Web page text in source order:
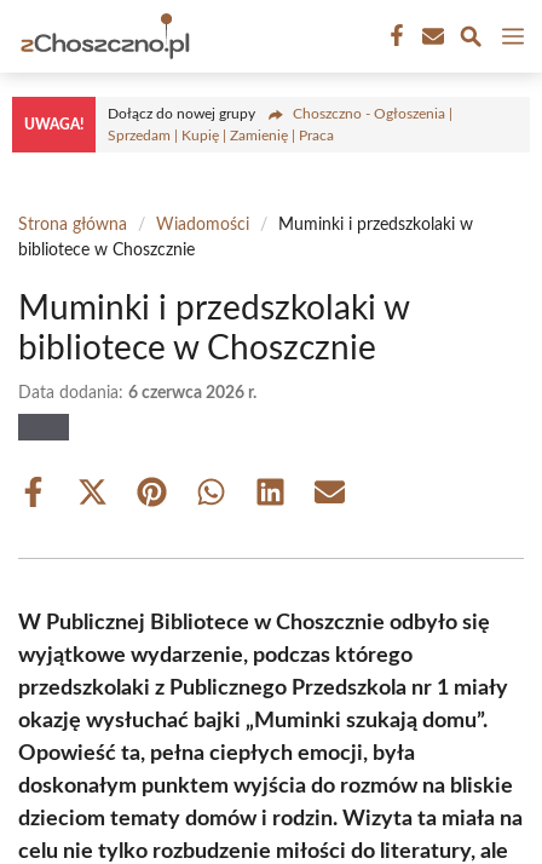
treści
UWAGA!
Dołącz do nowej grupy
Choszczno - Ogłoszenia |
Sprzedam | Kupię | Zamienię | Praca
Strona główna / Wiadomości /
Muminki i przedszkolaki w
bibliotece w Choszcznie
Muminki i przedszkolaki w
bibliotece w Choszcznie
Data dodania: 6 czerwca 2026 r.
Share
Share
(Twitter)
Share Share Share Share
W Publicznej Bibliotece w Choszcznie odbyło się
wyjątkowe wydarzenie, podczas którego
przedszkolaki z Publicznego Przedszkola nr 1 miały
okazję wysłuchać bajki „Muminki szukają domu”.
Opowieść ta, pełna ciepłych emocji, była
doskonałym punktem wyjścia do rozmów na bliskie
dzieciom tematy domów i rodzin. Wizyta ta miała na
celu nie tylko rozbudzenie miłości do literatury, ale